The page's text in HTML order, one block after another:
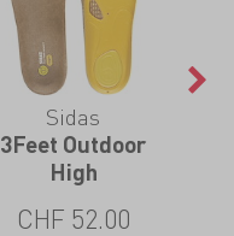
Sidas
3Feet Outdoor
High
CHF 52.00